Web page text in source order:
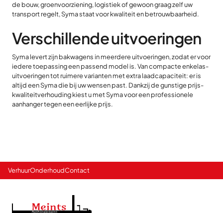
de bouw, groenvoorziening, logistiek of gewoon graag zelf uw
transport regelt, Syma staat voor kwaliteit en betrouwbaarheid.
Verschillende uitvoeringen
Syma levert zijn bakwagens in meerdere uitvoeringen, zodat er voor
iedere toepassing een passend model is. Van compacte enkelas-
uitvoeringen tot ruimere varianten met extra laadcapaciteit: er is
altijd een Syma die bij uw wensen past. Dankzij de gunstige prijs-
kwaliteitverhouding kiest u met Syma voor een professionele
aanhanger tegen een eerlijke prijs.
VerhuurOnderhoudContact